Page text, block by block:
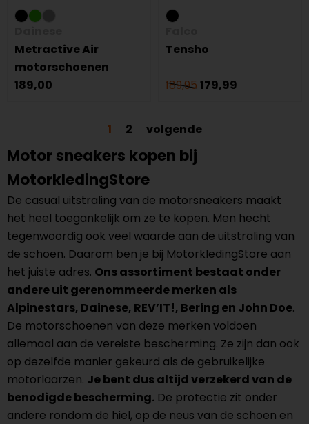
Metractive Air
motorschoenen
189,00
Tensho
189,95 179,99
1 2 volgende
Motor sneakers kopen bij
MotorkledingStore
De casual uitstraling van de motorsneakers maakt
het heel toegankelijk om ze te kopen. Men hecht
tegenwoordig ook veel waarde aan de uitstraling van
de schoen. Daarom ben je bij MotorkledingStore aan
het juiste adres. Ons assortiment bestaat onder
andere uit gerenommeerde merken als
Alpinestars, Dainese, REV’IT!, Bering en John Doe.
De motorschoenen van deze merken voldoen
allemaal aan de vereiste bescherming. Ze zijn dan ook
op dezelfde manier gekeurd als de gebruikelijke
motorlaarzen. Je bent dus altijd verzekerd van de
benodigde bescherming. De protectie zit onder
andere rondom de hiel, op de neus van de schoen en